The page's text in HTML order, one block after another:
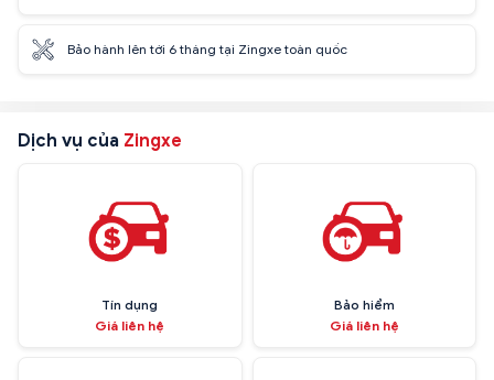
Bảo hành lên tới 6 tháng tại Zingxe toàn quốc
Dịch vụ của Zingxe
Tín dụng
Giá liên hệ
Bảo hiểm
Giá liên hệ